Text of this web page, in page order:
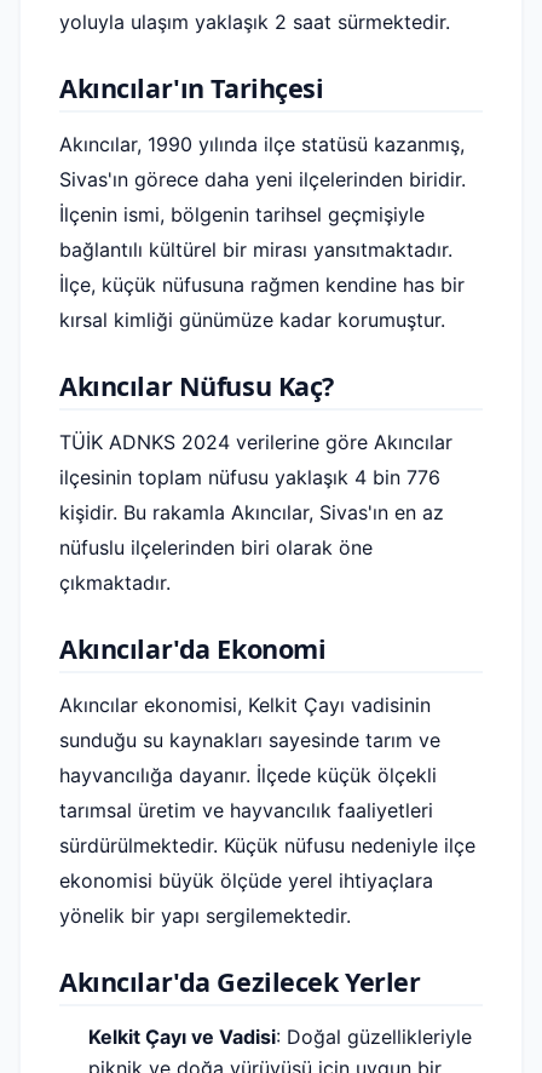
yoluyla ulaşım yaklaşık 2 saat sürmektedir.
Akıncılar'ın Tarihçesi
Akıncılar, 1990 yılında ilçe statüsü kazanmış,
Sivas'ın görece daha yeni ilçelerinden biridir.
İlçenin ismi, bölgenin tarihsel geçmişiyle
bağlantılı kültürel bir mirası yansıtmaktadır.
İlçe, küçük nüfusuna rağmen kendine has bir
kırsal kimliği günümüze kadar korumuştur.
Akıncılar Nüfusu Kaç?
TÜİK ADNKS 2024 verilerine göre Akıncılar
ilçesinin toplam nüfusu yaklaşık 4 bin 776
kişidir. Bu rakamla Akıncılar, Sivas'ın en az
nüfuslu ilçelerinden biri olarak öne
çıkmaktadır.
Akıncılar'da Ekonomi
Akıncılar ekonomisi, Kelkit Çayı vadisinin
sunduğu su kaynakları sayesinde tarım ve
hayvancılığa dayanır. İlçede küçük ölçekli
tarımsal üretim ve hayvancılık faaliyetleri
sürdürülmektedir. Küçük nüfusu nedeniyle ilçe
ekonomisi büyük ölçüde yerel ihtiyaçlara
yönelik bir yapı sergilemektedir.
Akıncılar'da Gezilecek Yerler
Kelkit Çayı ve Vadisi: Doğal güzellikleriyle
piknik ve doğa yürüyüşü için uygun bir